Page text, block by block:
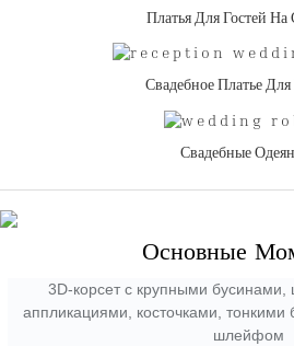
Платья Для Гостей На
Свадебное Платье
Свадебные
Основные
3D-корсет с крупными
аппликациями, косточками,
шлейфом